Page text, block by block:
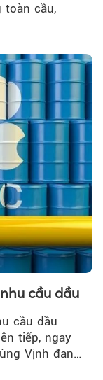
toàn cầu,
cầu dầu
cầu dầu
tiếp, ngay
Vịnh đang